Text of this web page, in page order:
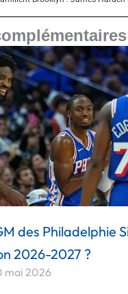
des Philadelphie
2026-2027 ?
mai 2026